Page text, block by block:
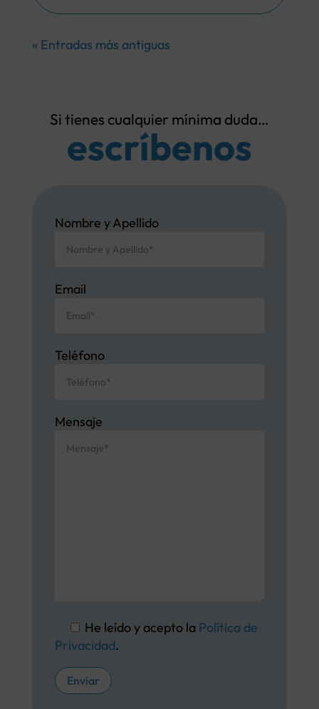
« Entradas más antiguas
Si tienes cualquier mínima duda…
escríbenos
Nombre y Apellido
Email
Teléfono
Mensaje
He leído y acepto la Política de
Privacidad.
Enviar